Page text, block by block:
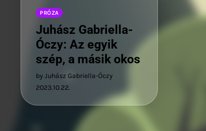
PRÓZA
Juhász Gabriella-
Óczy: Az egyik
szép, a másik okos
by Juhász Gabriella-Óczy
2023.10.22.